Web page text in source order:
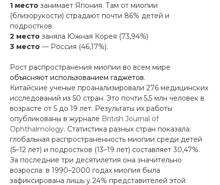
1 место занимает Япония. Там от миопии
(близорукости) страдают почти 86% детей и
подростков.
2 место заняла Южная Корея (73,94%)
3 место — Россия (46,17%).
Рост распространения миопии во всем мире
объясняют использованием гаджетов.
Китайские ученые проанализировали 276 медицинских
исследований из 50 стран. Это почти 5,5 млн человек в
возрасте от 5 до 19 лет. Результаты их работы
опубликованы в журнале British Journal of
Ophthalmology. Статистика разных стран показала:
глобальная распространенность миопии среди детей
(5–12 лет) и подростков (13–19 лет) составляет 30,47%.
За последние три десятилетия она значительно
возросла: в 1990–2000 годах миопия была
зафиксирована лишь у 24% представителей этой